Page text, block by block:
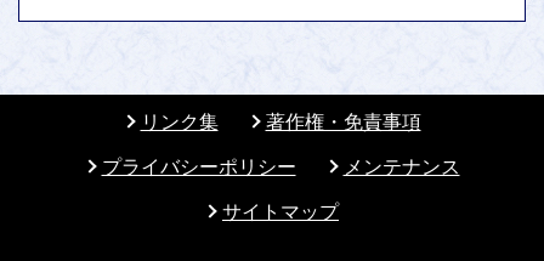
リンク集
著作権・免責事項
プライバシーポリシー
メンテナンス
サイトマップ